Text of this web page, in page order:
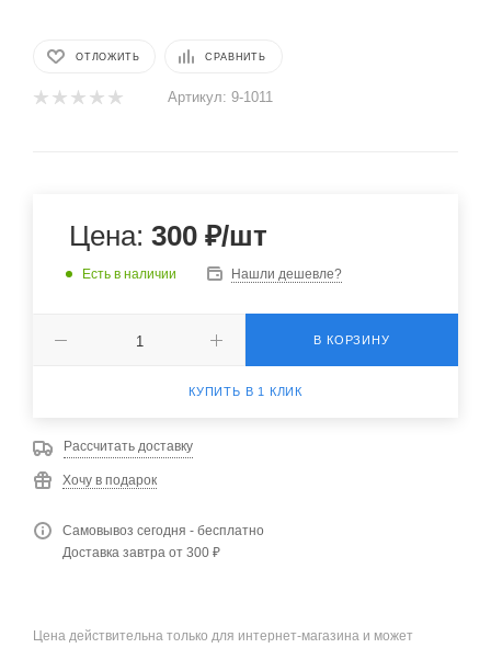
ОТЛОЖИТЬ СРАВНИТЬ
Артикул: 9-1011
Цена: 300 ₽/шт
Есть в наличии Нашли дешевле?
В КОРЗИНУ
КУПИТЬ В 1 КЛИК
Рассчитать доставку
Хочу в подарок
Самовывоз сегодня - бесплатно
Доставка завтра от 300 ₽
Цена действительна только для интернет-магазина и может